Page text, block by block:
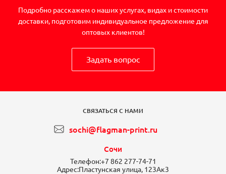
Подробно расскажем о наших услугах, видах и стоимости
доставки, подготовим индивидуальное предложение для
оптовых клиентов!
Задать вопрос
СВЯЗАТЬСЯ С НАМИ
sochi@flagman-print.ru
Сочи
Телефон:+7 862 277-74-71
Адрес:Пластунская улица, 123Ак3